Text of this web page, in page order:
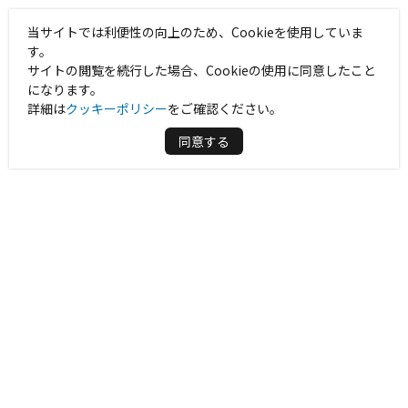
当サイトでは利便性の向上のため、Cookieを使用していま
す。
サイトの閲覧を続行した場合、Cookieの使用に同意したこと
になります。
詳細はクッキーポリシーをご確認ください。
同意する